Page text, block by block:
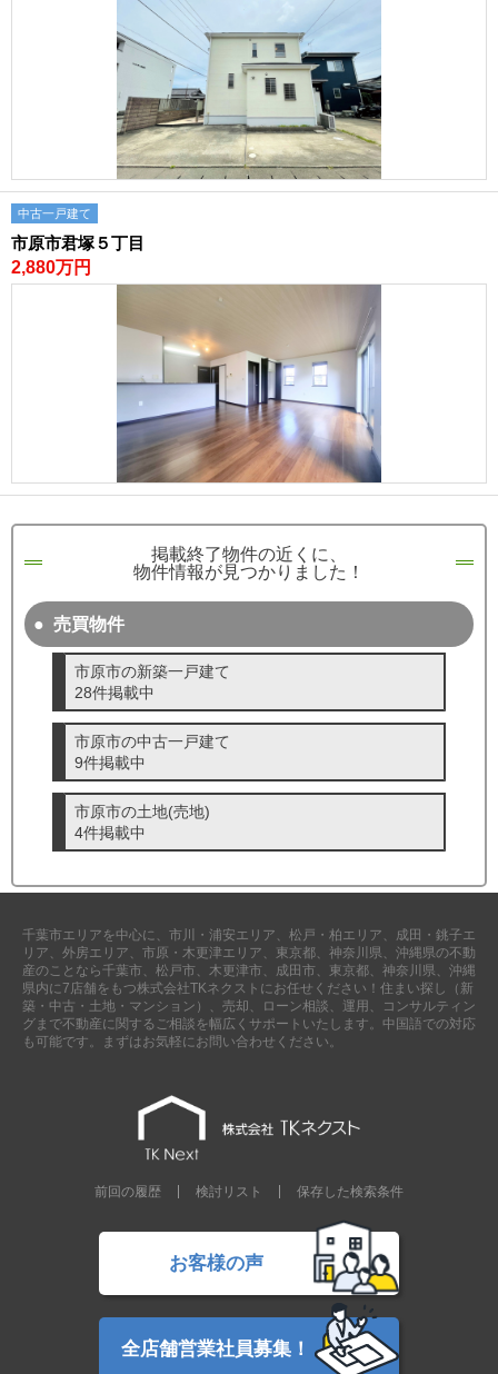
中古一戸建て
市原市君塚５丁目
2,880万円
掲載終了物件の近くに、
物件情報が見つかりました！
売買物件
市原市の新築一戸建て
28件掲載中
市原市の中古一戸建て
9件掲載中
市原市の土地(売地)
4件掲載中
千葉市エリアを中心に、市川・浦安エリア、松戸・柏エリア、成田・銚子エ
リア、外房エリア、市原・木更津エリア、東京都、神奈川県、沖縄県の不動
産のことなら千葉市、松戸市、木更津市、成田市、東京都、神奈川県、沖縄
県内に7店舗をもつ株式会社TKネクストにお任せください！住まい探し（新
築・中古・土地・マンション）、売却、ローン相談、運用、コンサルティン
グまで不動産に関するご相談を幅広くサポートいたします。中国語での対応
も可能です。まずはお気軽にお問い合わせください。
前回の履歴 検討リスト 保存した検索条件
お客様の声
全店舗営業社員募集！
エリアから物件検索
松戸･柏方面エリア
松戸･柏方面エリアの中古一戸建
松戸･柏方面エリアのマンション
成田･銚子方面エリア
成田･銚子方面エリアの新築一戸建
成田･銚子方面エリアの中古一戸建
成田･銚子方面エリアのマンション
成田･銚子方面エリアの土地
四街道･佐倉･八千代方面エリア
四街道･佐倉･八千代方面エリアの新築一戸建
四街道･佐倉･八千代方面エリアの中古一戸建
四街道･佐倉･八千代方面エリアの土地
船橋･市川･浦安方面エリア
船橋･市川･浦安方面エリアの新築一戸建
船橋･市川･浦安方面エリアの中古一戸建
船橋･市川･浦安方面エリアの土地
千葉市エリア
千葉市エリアの新築一戸建
千葉市エリアの中古一戸建
千葉市エリアのマンション
外房エリア
外房エリアの新築一戸建
外房エリアの中古一戸建
外房エリアのマンション
外房エリアの土地
内房エリア
東京全域エリアの中古一戸建
東京全域エリアの土地
神奈川全域エリアの中古一戸建
神奈川全域エリアのマンション
神奈川全域エリアの土地